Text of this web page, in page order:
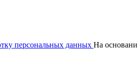
персональных данных На